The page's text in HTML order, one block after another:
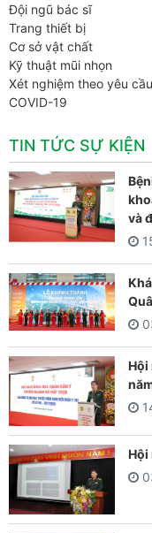
Đội ngũ bác sĩ
Trang thiết bị
Cơ sở vật chất
Kỹ thuật mũi nhọn
Xét nghiệm theo yêu
COVID-19
TIN TỨC SỰ KIỆN
và
Hội
Hội